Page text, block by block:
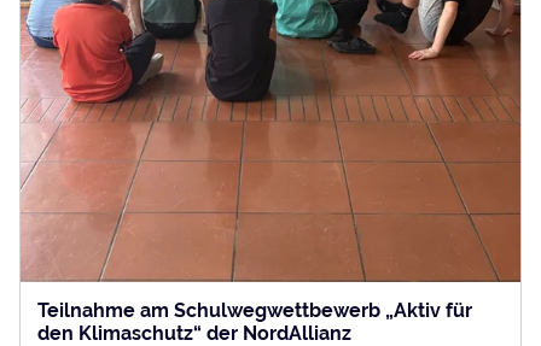
Teilnahme am Schulwegwettbewerb „Aktiv für
den Klimaschutz“ der NordAllianz